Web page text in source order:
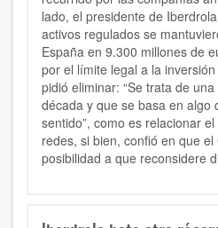
lado, el presidente de
activos regulados se
España en 9.300 millones de
por el límite legal a la
pidió eliminar: “Se trata de
década y que se basa en algo
sentido”, como es relacionar
redes, si bien, confió en que
posibilidad a que reconsidere